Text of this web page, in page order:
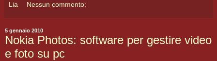
Lia Nessun commento:
5 gennaio 2010
Nokia Photos: software per gestire video
e foto su pc